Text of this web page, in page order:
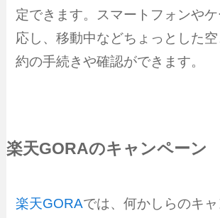
定できます。スマートフォンや
応し、移動中などちょっとした
約の手続きや確認ができます。
楽天GORAのキャンペーン
楽天GORAでは、何かしらのキ